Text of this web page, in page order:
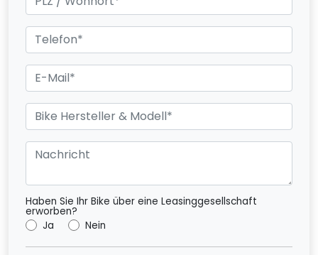
Haben Sie Ihr Bike über eine Leasinggesellschaft
erworben?
Ja
Nein